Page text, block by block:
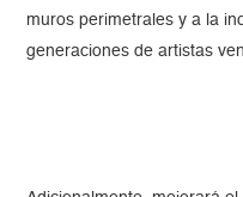
muros perimetrales y a la
generaciones de artistas